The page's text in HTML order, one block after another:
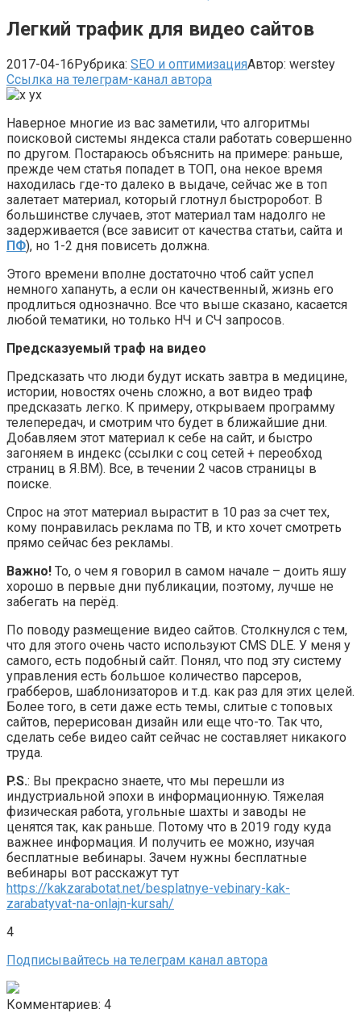
Легкий трафик для видео сайтов
2017-04-16Рубрика: SEO и оптимизацияАвтор: werstey
Ссылка на телеграм-канал автора
Наверное многие из вас заметили, что алгоритмы
поисковой системы яндекса стали работать совершенно
по другом. Постараюсь объяснить на примере: раньше,
прежде чем статья попадет в ТОП, она некое время
находилась где-то далеко в выдаче, сейчас же в топ
залетает материал, который глотнул быстроробот. В
большинстве случаев, этот материал там надолго не
задерживается (все зависит от качества статьи, сайта и
ПФ), но 1-2 дня повисеть должна.
Этого времени вполне достаточно чтоб сайт успел
немного хапануть, а если он качественный, жизнь его
продлиться однозначно. Все что выше сказано, касается
любой тематики, но только НЧ и СЧ запросов.
Предсказуемый траф на видео
Предсказать что люди будут искать завтра в медицине,
истории, новостях очень сложно, а вот видео траф
предсказать легко. К примеру, открываем программу
телепередач, и смотрим что будет в ближайшие дни.
Добавляем этот материал к себе на сайт, и быстро
загоняем в индекс (ссылки с соц сетей + переобход
страниц в Я.ВМ). Все, в течении 2 часов страницы в
поиске.
Спрос на этот материал вырастит в 10 раз за счет тех,
кому понравилась реклама по ТВ, и кто хочет смотреть
прямо сейчас без рекламы.
Важно! То, о чем я говорил в самом начале – доить яшу
хорошо в первые дни публикации, поэтому, лучше не
забегать на перёд.
По поводу размещение видео сайтов. Столкнулся с тем,
что для этого очень часто используют CMS DLE. У меня у
самого, есть подобный сайт. Понял, что под эту систему
управления есть большое количество парсеров,
грабберов, шаблонизаторов и т.д. как раз для этих целей.
Более того, в сети даже есть темы, слитые с топовых
сайтов, перерисован дизайн или еще что-то. Так что,
сделать себе видео сайт сейчас не составляет никакого
труда.
P.S.: Вы прекрасно знаете, что мы перешли из
индустриальной эпохи в информационную. Тяжелая
физическая работа, угольные шахты и заводы не
ценятся так, как раньше. Потому что в 2019 году куда
важнее информация. И получить ее можно, изучая
бесплатные вебинары. Зачем нужны бесплатные
вебинары вот расскажут тут
https://kakzarabotat.net/besplatnye-vebinary-kak-
zarabatyvat-na-onlajn-kursah/
4
Подписывайтесь на телеграм канал автора
Комментариев: 4